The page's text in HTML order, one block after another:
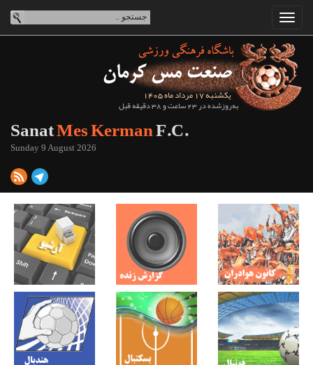
یکشنبه 17 مرداد ماه 1405
به‌روزشده در 23 ساعت و 38 دقیقه قبل
SanatMes KermanF.C.
Sunday 9 August 2026